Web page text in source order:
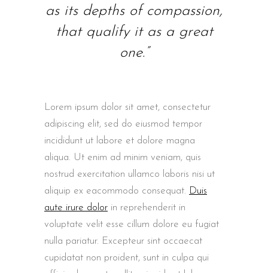
as its depths of compassion,
that qualify it as a great
one.”
Lorem ipsum dolor sit amet, consectetur
adipiscing elit, sed do eiusmod tempor
incididunt ut labore et dolore magna
aliqua. Ut enim ad minim veniam, quis
nostrud exercitation ullamco laboris nisi ut
aliquip ex eacommodo consequat. Duis
aute irure dolor in reprehenderit in
voluptate velit esse cillum dolore eu fugiat
nulla pariatur. Excepteur sint occaecat
cupidatat non proident, sunt in culpa qui